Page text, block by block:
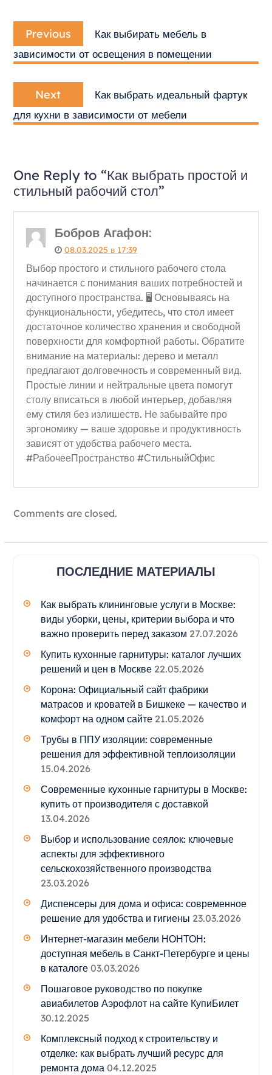
Навигация
по
записям
Previous
Previous
post:
Как выбирать мебель в
зависимости от освещения в помещении
Next
Next
post:
Как выбрать идеальный фартук
для кухни в зависимости от мебели
One Reply to “Как выбрать простой и
стильный рабочий стол”
Бобров Агафон:
08.03.2025 в 17:39
Выбор простого и стильного рабочего стола
начинается с понимания ваших потребностей и
доступного пространства. 🖥️ Основываясь на
функциональности, убедитесь, что стол имеет
достаточное количество хранения и свободной
поверхности для комфортной работы. Обратите
внимание на материалы: дерево и металл
предлагают долговечность и современный вид.
Простые линии и нейтральные цвета помогут
столу вписаться в любой интерьер, добавляя
ему стиля без излишеств. Не забывайте про
эргономику — ваше здоровье и продуктивность
зависят от удобства рабочего места.
#РабочееПространство #СтильныйОфис
Comments are closed.
ПОСЛЕДНИЕ МАТЕРИАЛЫ
Как выбрать клининговые услуги в Москве:
виды уборки, цены, критерии выбора и что
важно проверить перед заказом 27.07.2026
Купить кухонные гарнитуры: каталог лучших
решений и цен в Москве 22.05.2026
Корона: Официальный сайт фабрики
матрасов и кроватей в Бишкеке — качество и
комфорт на одном сайте 21.05.2026
Трубы в ППУ изоляции: современные
решения для эффективной теплоизоляции
15.04.2026
Современные кухонные гарнитуры в Москве:
купить от производителя с доставкой
13.04.2026
Выбор и использование сеялок: ключевые
аспекты для эффективного
сельскохозяйственного производства
23.03.2026
Диспенсеры для дома и офиса: современное
решение для удобства и гигиены 23.03.2026
Интернет-магазин мебели НОНТОН:
доступная мебель в Санкт-Петербурге и цены
в каталоге 03.03.2026
Пошаговое руководство по покупке
авиабилетов Аэрофлот на сайте КупиБилет
30.12.2025
Комплексный подход к строительству и
отделке: как выбрать лучший ресурс для
ремонта дома 04.12.2025